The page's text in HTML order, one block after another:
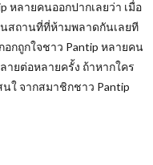
หลายคนออกปากเลยว่า เมื่อ
สถานที่ที่ห้ามพลาดกันเลยที
อกถูกใจชาว Pantip หลายคน
ายต่อหลายครั้ง ถ้าหากใคร
ใ จากสมาชิกชาว Pantip